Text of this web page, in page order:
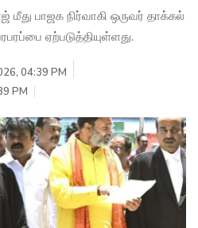
மீது பாஜக நிர்வாகி ஒருவர் தாக்கல்
ஏற்படுத்தியுள்ளது.
04:39 PM
PM